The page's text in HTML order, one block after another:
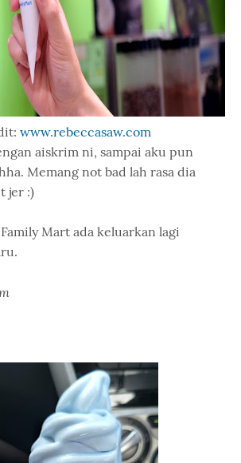
www.rebeccasaw.com
aiskrim ni, sampai aku pun
Memang not bad lah rasa dia
jer :)
Mart ada keluarkan lagi